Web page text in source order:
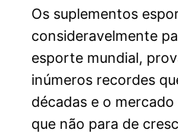
Os suplementos
consideravelmente
esporte mundial,
inúmeros recordes
décadas e o
que não para de